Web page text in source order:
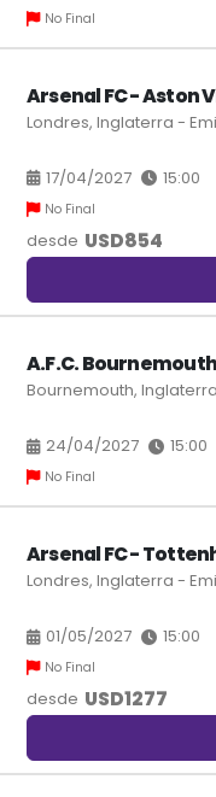
No Final
Arsenal FC - Aston
Londres, Inglaterra -
17/04/2027 15:00
No Final
desde USD854
A.F.C.
Bournemouth,
24/04/2027 15:00
No Final
Arsenal FC -
Londres, Inglaterra -
01/05/2027 15:00
No Final
desde USD1277